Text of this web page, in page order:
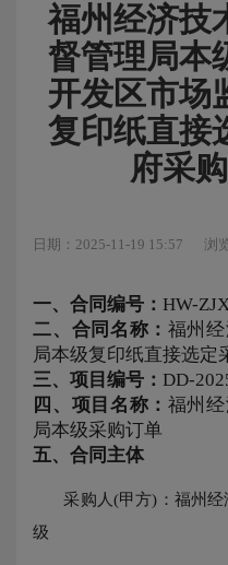
福州经济技
督管理局本
开发区市场
复印纸直接
府采
日期：2025-11-19 15:57 浏
一、合同编号：HW-
二、合同名称： 福州
局本级复印纸直接选定
三、项目编号：DD-
四、项目名称： 福州
局本级采购订单
五、合同主体
采购人(甲方)：福州
级